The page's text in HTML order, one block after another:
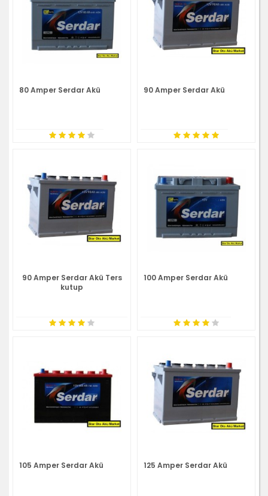
80 Amper Serdar Akü 90 Amper Serdar Akü
90 Amper Serdar Akü Ters
kutup
100 Amper Serdar Akü
105 Amper Serdar Akü 125 Amper Serdar Akü